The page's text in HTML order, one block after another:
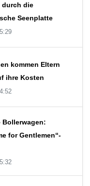
durch die
Seenplatte
kommen Eltern
ihre Kosten
Bollerwagen:
for Gentlemen“-